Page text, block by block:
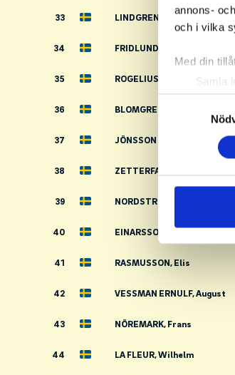
annons-
och i vilka
Med din
Ta reda
eller dra
sociala
till de
33 LINDGREN, Gabriel
34 FRIDLUND, Gustav
35 ROGELIUS, Alfred
36 BLOMGREN, Neo
37 JÖNSSON BRYNELL,
38 ZETTERFALK, Wilhelm
39 NORDSTRÖM, Svante
40 EINARSSON, Axel
41 RASMUSSON, Elis
42 VESSMAN ERNULF, August
43 NÖREMARK, Frans
44 LA FLEUR, Wilhelm